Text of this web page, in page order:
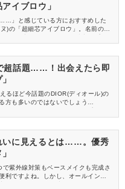
イブロウ」
……」と感じている方におすすめした
)の「超細芯アイブロウ」。名前のと
で、大人気のアイテムです。今回
超話題……！出会えたら即
るほど今話題のDIOR(ディオール)の
方も多いのではないでしょう
ール オン ステージ』をレビューし
いに見えるとは……。優秀
紫外線対策もベースメイクも完成さ
利ですよね。しかし、オールインワ